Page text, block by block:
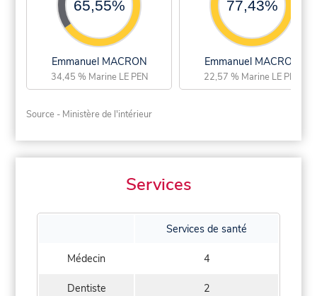
65,55%
Emmanuel MACRON
34,45 % Marine LE PEN
77,43%
Emmanuel MACRON
22,57 % Marine LE PEN
Source - Ministère de l'intérieur
Services
Services de santé
Médecin 4
Dentiste 2